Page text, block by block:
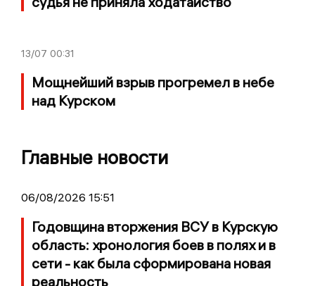
13/07 00:31
Мощнейший взрыв прогремел в небе
над Курском
Главные новости
06/08/2026 15:51
Годовщина вторжения ВСУ в Курскую
область: хронология боев в полях и в
сети - как была сформирована новая
реальность